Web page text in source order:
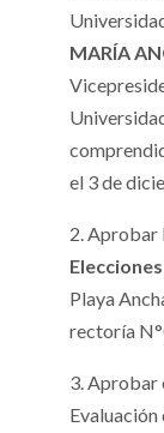
MARÍA
el 3 de
2. Aprobar
Playa
rectoría
3. Aprobar